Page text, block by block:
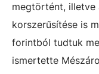
megtörtént, illetve
korszerűsítése is
forintból tudtuk
ismertette